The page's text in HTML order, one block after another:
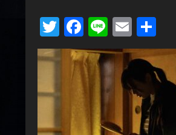
TwitterFacebook
LineEmail
有